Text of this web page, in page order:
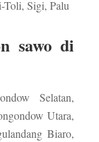
Toli, Sigi, Palu
sawo di
Selatan,
Utara,
Biaro,